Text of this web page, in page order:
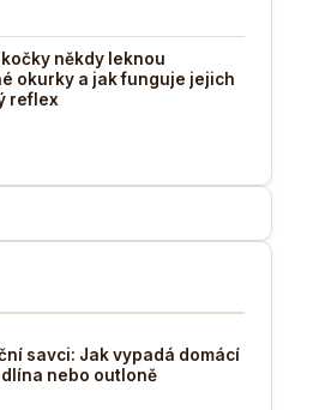
kočky někdy leknou
okurky a jak funguje jejich
reflex
savci: Jak vypadá domácí
nebo outloně